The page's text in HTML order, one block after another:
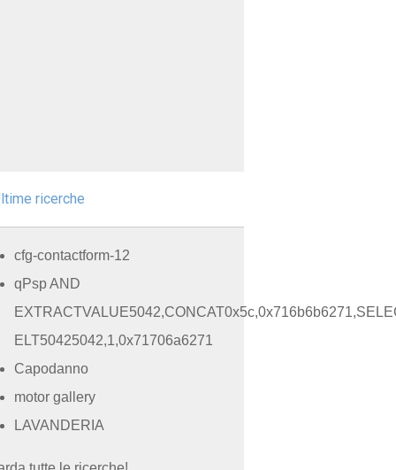
ricerche
cfg-contactform-12
qPsp AND
ELT50425042,1,0x71706a6271
Capodanno
motor gallery
LAVANDERIA